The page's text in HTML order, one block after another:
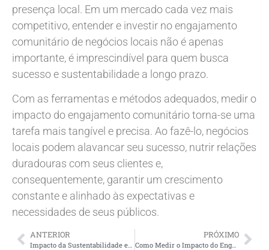
presença local. Em um mercado cada vez mais
competitivo, entender e investir no engajamento
comunitário de negócios locais não é apenas
importante, é imprescindível para quem busca
sucesso e sustentabilidade a longo prazo.
Com as ferramentas e métodos adequados, medir o
impacto do engajamento comunitário torna-se uma
tarefa mais tangível e precisa. Ao fazê-lo, negócios
locais podem alavancar seu sucesso, nutrir relações
duradouras com seus clientes e,
consequentemente, garantir um crescimento
constante e alinhado às expectativas e
necessidades de seus públicos.
ANTERIOR PRÓXIMO
Como Medir o Impacto do Engajamento Comunitário em Negócios Locais